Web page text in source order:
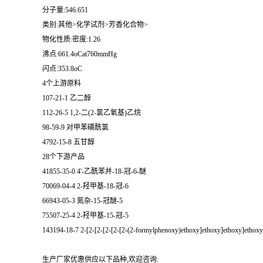
分子量:546.651
类别:其他>化学试剂>芳香化合物>
物化性质:密度:1.26
沸点:661.4oCat760mmHg
闪点:353.8oC
4个上游原料
107-21-1 乙二醇
112-26-5 1,2-二(2-氯乙氧基)乙烷
98-59-9 对甲苯磺酰氯
4792-15-8 五甘醇
28个下游产品
41855-35-0 4'-乙酰苯并-18-冠-6-醚
70069-04-4 2-羟甲基-18-冠-6
66943-05-3 氮杂-15-冠醚-5
75507-25-4 2-羟甲基-15-冠-5
143194-18-7 2-[2-[2-[2-[2-[2-(2-
生产厂家优惠供应以下品种,欢迎咨询: